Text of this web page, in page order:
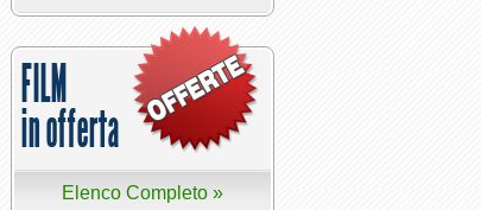
FILM
in offerta
Elenco Completo »